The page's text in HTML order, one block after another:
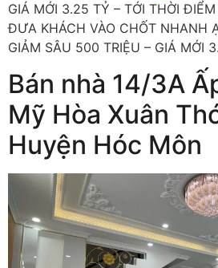
GIÁ MỚI 3.25 TỶ – TỚI THỜI
ĐƯA KHÁCH VÀO CHỐT NHANH
GIẢM SÂU 500 TRIỆU – GIÁ MỚI
Bán nhà 14/3A
Mỹ Hòa Xuân
Huyện Hóc Môn